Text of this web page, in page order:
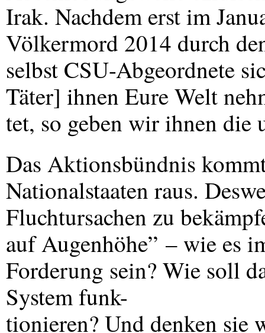
Irak. Nachdem erst im
Völkermord 2014 durch
selbst CSU-Abgeordnete
Täter] ihnen Eure Welt
tet, so geben wir ihnen die
Das Aktionsbündnis
Nationalstaaten raus.
Fluchtursachen zu
auf Augenhöhe” – wie es
Forderung sein? Wie soll
System funk-
tionieren? Und denken sie